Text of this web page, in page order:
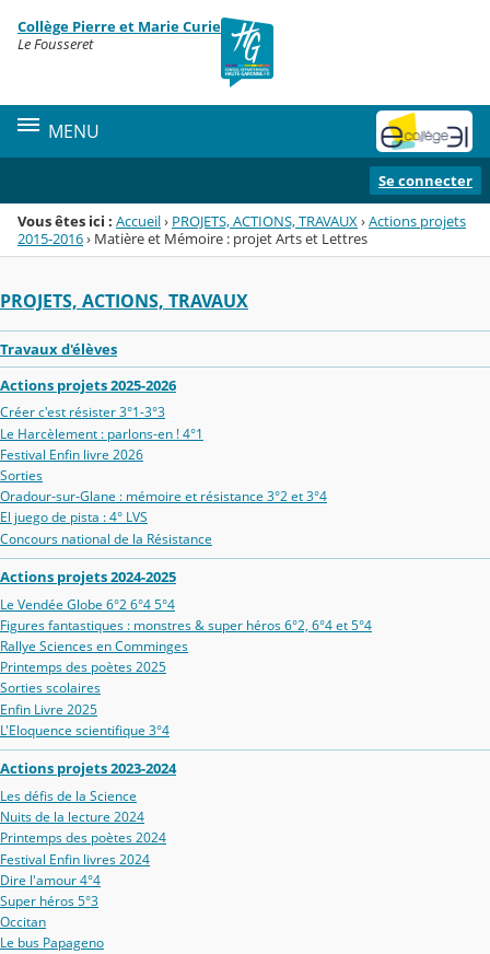
Menu de la rubrique
Contenu
Collège Pierre et Marie Curie
Le Fousseret
MENU
Se connecter
Vous êtes ici : Accueil› PROJETS, ACTIONS, TRAVAUX ›Actions projets
2015-2016› Matière et Mémoire : projet Arts et Lettres
PROJETS, ACTIONS, TRAVAUX
Travaux d'élèves
Actions projets 2025-2026
Créer c'est résister 3°1-3°3
Le Harcèlement : parlons-en ! 4°1
Festival Enfin livre 2026
Sorties
Oradour‑sur‑Glane : mémoire et résistance 3°2 et 3°4
El juego de pista : 4° LVS
Concours national de la Résistance
Actions projets 2024-2025
Le Vendée Globe 6°2 6°4 5°4
Figures fantastiques : monstres & super héros 6°2, 6°4 et 5°4
Rallye Sciences en Comminges
Printemps des poètes 2025
Sorties scolaires
Enfin Livre 2025
L'Eloquence scientifique 3°4
Actions projets 2023-2024
Les défis de la Science
Nuits de la lecture 2024
Printemps des poètes 2024
Festival Enfin livres 2024
Dire l'amour 4°4
Super héros 5°3
Occitan
Le bus Papageno